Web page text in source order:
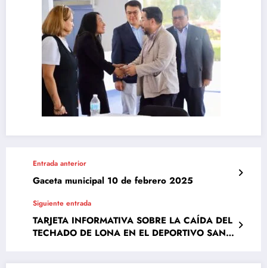
Entrada anterior
Gaceta municipal 10 de febrero 2025
Siguiente entrada
TARJETA INFORMATIVA SOBRE LA CAÍDA DEL
TECHADO DE LONA EN EL DEPORTIVO SAN